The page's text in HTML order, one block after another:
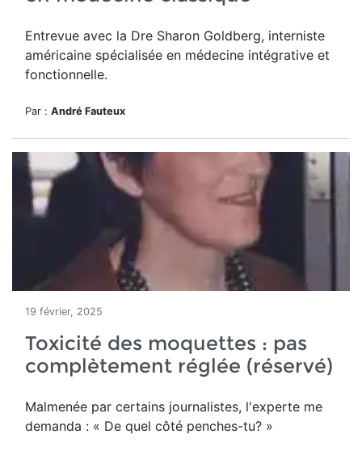
Entrevue avec la Dre Sharon Goldberg, interniste
américaine spécialisée en médecine intégrative et
fonctionnelle.
Par : André Fauteux
19 février, 2025
Toxicité des moquettes : pas
complètement réglée (réservé)
Malmenée par certains journalistes, l'experte me
demanda : « De quel côté penches-tu? »